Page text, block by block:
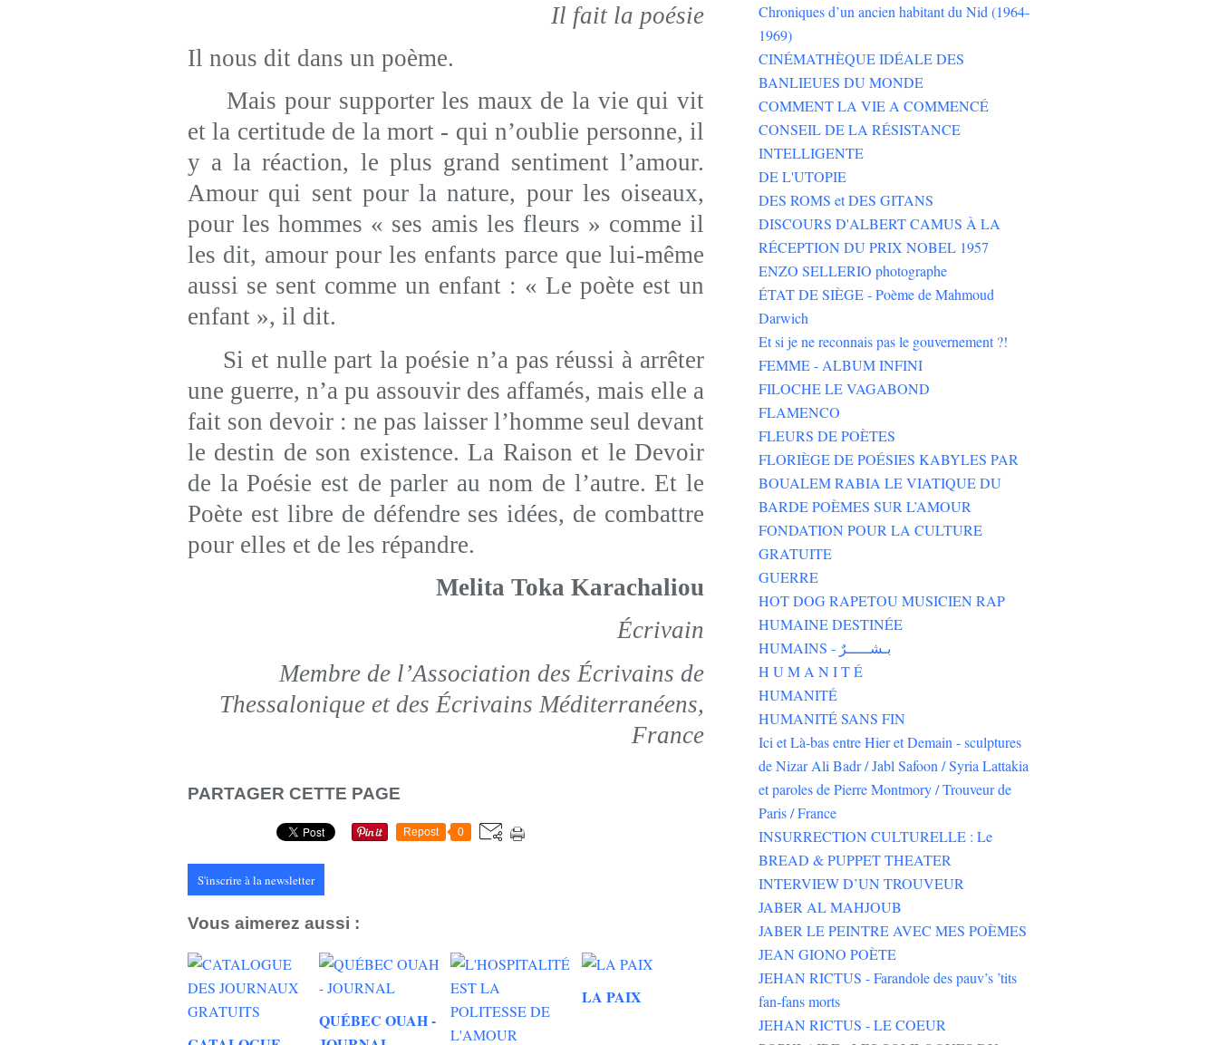
Il fait la poésie
Il nous dit dans un poème.
Mais pour supporter les maux de la vie qui vit
et la certitude de la mort - qui n’oublie personne, il
y a la réaction, le plus grand sentiment l’amour.
Amour qui sent pour la nature, pour les oiseaux,
pour les hommes « ses amis les fleurs » comme il
les dit, amour pour les enfants parce que lui-même
aussi se sent comme un enfant : « Le poète est un
enfant », il dit.
Si et nulle part la poésie n’a pas réussi à arrêter
une guerre, n’a pu assouvir des affamés, mais elle a
fait son devoir : ne pas laisser l’homme seul devant
le destin de son existence. La Raison et le Devoir
de la Poésie est de parler au nom de l’autre. Et le
Poète est libre de défendre ses idées, de combattre
pour elles et de les répandre.
Melita Toka Karachaliou
Écrivain
Membre de l’Association des Écrivains de
Thessalonique et des Écrivains Méditerranéens,
France
PARTAGER CETTE PAGE
Repost 0
S'inscrire à la newsletter
Vous aimerez aussi :
QUÉBEC OUAH -
LA PAIX
Chroniques d’un ancien habitant du Nid (1964-
1969)
CINÉMATHÈQUE IDÉALE DES
BANLIEUES DU MONDE
COMMENT LA VIE A COMMENCÉ
CONSEIL DE LA RÉSISTANCE
INTELLIGENTE
DE L'UTOPIE
DES ROMS et DES GITANS
DISCOURS D'ALBERT CAMUS À LA
RÉCEPTION DU PRIX NOBEL 1957
ENZO SELLERIO photographe
ÉTAT DE SIÈGE - Poème de Mahmoud
Darwich
Et si je ne reconnais pas le gouvernement ?!
FEMME - ALBUM INFINI
FILOCHE LE VAGABOND
FLAMENCO
FLEURS DE POÈTES
FLORIÈGE DE POÉSIES KABYLES PAR
BOUALEM RABIA LE VIATIQUE DU
BARDE POÈMES SUR L’AMOUR
FONDATION POUR LA CULTURE
GRATUITE
GUERRE
HOT DOG RAPETOU MUSICIEN RAP
HUMAINE DESTINÉE
HUMAINS - بـشـــــرٌ
H U M A N I T É
HUMANITÉ
HUMANITÉ SANS FIN
Ici et Là-bas entre Hier et Demain - sculptures
de Nizar Ali Badr / Jabl Safoon / Syria Lattakia
et paroles de Pierre Montmory / Trouveur de
Paris / France
INSURRECTION CULTURELLE : Le
BREAD & PUPPET THEATER
INTERVIEW D’UN TROUVEUR
JABER AL MAHJOUB
JABER LE PEINTRE AVEC MES POÈMES
JEAN GIONO POÈTE
JEHAN RICTUS - Farandole des pauv’s ’tits
fan-fans morts
JEHAN RICTUS - LE COEUR